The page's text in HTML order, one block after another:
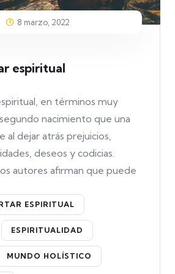
8 marzo, 2022
espiritual
en términos muy
nacimiento que una
al dejar atrás prejuicios,
deseos y codicias.
autores afirman que puede
ESPIRITUAL
ESPIRITUALIDAD
MUNDO HOLÍSTICO